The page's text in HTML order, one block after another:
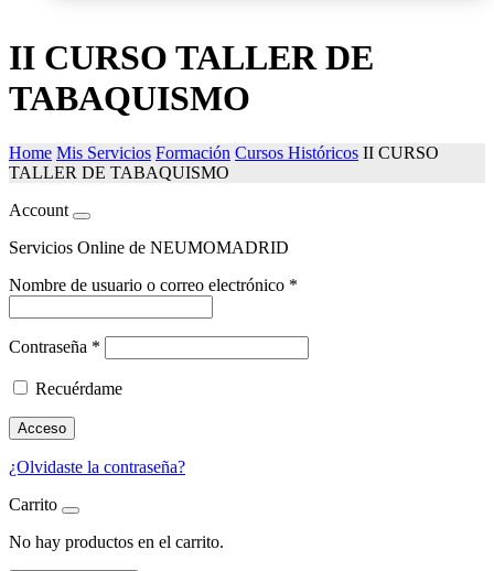
II CURSO TALLER DE
TABAQUISMO
Home Mis Servicios Formación Cursos Históricos II CURSO
TALLER DE TABAQUISMO
Account
Servicios Online de NEUMOMADRID
Nombre de usuario o correo electrónico *
Contraseña *
Recuérdame
Acceso
¿Olvidaste la contraseña?
Carrito
No hay productos en el carrito.